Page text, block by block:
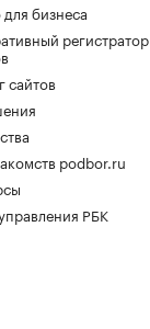
бизнеса
регистратор
сайтов
podbor.ru
РБК